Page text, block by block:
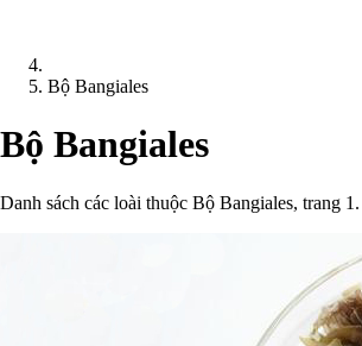
Bộ Bangiales
Bộ Bangiales
Danh sách các loài thuộc Bộ Bangiales, trang 1.